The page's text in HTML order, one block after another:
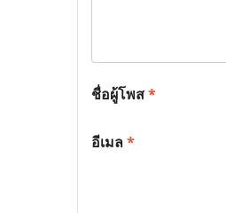
ชื่อผู้โพส*
อีเมล*